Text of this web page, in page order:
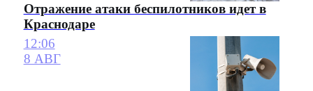
Отражение атаки беспилотников идет в
Краснодаре
12:06
8 АВГ